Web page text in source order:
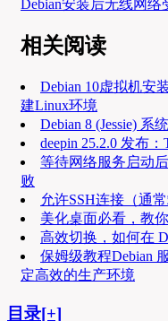
Debian安装后无线网络
相关阅读
Debian 10虚拟机安
建Linux环境
Debian 8 (Jessie) 系
deepin 25.2.0 发布
等待网络服务启动
败
允许SSH连接（通
美化桌面必看，教
高效切换，如何在
保姆级教程Debian
定高效的生产环境
目录[+]